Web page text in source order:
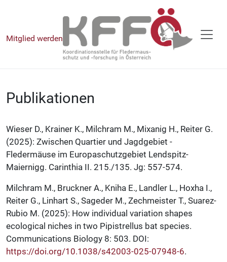
Mitglied werden
Publikationen
Wieser D., Krainer K., Milchram M., Mixanig H., Reiter G.
(2025): Zwischen Quartier und Jagdgebiet -
Fledermäuse im Europaschutzgebiet Lendspitz-
Maiernigg. Carinthia II. 215./135. Jg: 557-574.
Milchram M., Bruckner A., Kniha E., Landler L., Hoxha I.,
Reiter G., Linhart S., Sageder M., Zechmeister T., Suarez-
Rubio M. (2025): How individual variation shapes
ecological niches in two Pipistrellus bat species.
Communications Biology 8: 503. DOI:
https://doi.org/10.1038/s42003-025-07948-6.